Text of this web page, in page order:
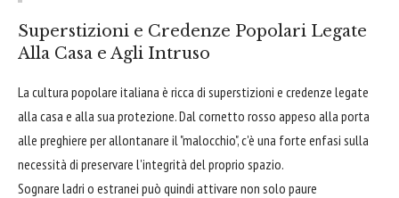
Superstizioni e Credenze Popolari Legate
Alla Casa e Agli Intruso
La cultura popolare italiana è ricca di superstizioni e credenze legate
alla casa e alla sua protezione. Dal cornetto rosso appeso alla porta
alle preghiere per allontanare il "malocchio", c'è una forte enfasi sulla
necessità di preservare l'integrità del proprio spazio.
Sognare ladri o estranei può quindi attivare non solo paure